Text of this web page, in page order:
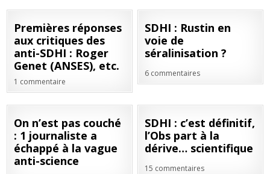
23
JAN
2020
Premières réponses
aux critiques des
anti-SDHI : Roger
Genet (ANSES), etc.
1 commentaire
SDHI : Rustin en
voie de
séralinisation ?
6 commentaires
16
SEP
On n’est pas couché
: 1 journaliste a
échappé à la vague
anti-science
12
SEP
SDHI : c’est définitif,
l’Obs part à la
dérive… scientifique
15 commentaires